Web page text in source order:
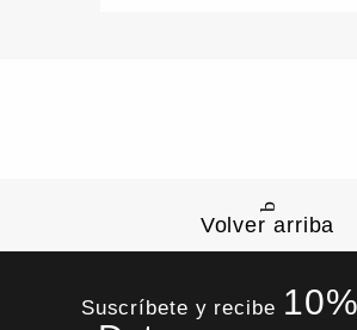
Volver arriba
Suscríbete y recibe